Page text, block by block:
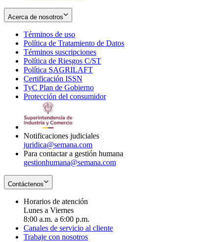
Acerca de nosotros
Términos de uso
in
new
window
Política de Tratamiento de Datos
Términos suscripciones
in
Política de Riesgos C/ST
Política SAGRILAFT
new
window
Certificación ISSN
in
new
TyC Plan de Gobierno
in
Protección del consumidorOpens
Notificaciones judiciales
juridica@semana.com
Para contactar a gestión humana
gestionhumana@semana.com
Contáctenos
Horarios de atención
Lunes a Viernes
8:00 a.m. a 6:00 p.m.
Canales de servicio al cliente
Trabaje con nosotros